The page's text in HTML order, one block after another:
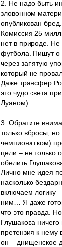
2. Не надо быть
зловонном
опубликован
Комиссия 25
нет в природе. Не
футбола. Пишут о
через запятую
который не
Даже трансфер
это чудо света
Луаном).
3. Обратите
только вбросы,
чемпионат.ком)
цели – не только
обелить
Лично мне идея
насколько
включаем логику
ним… Я даже
что это правда.
Глушакова
претензия к нему
он – днищенское